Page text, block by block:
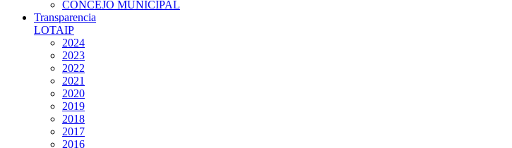
CONCEJO MUNICIPAL
Transparencia
LOTAIP
2024
2023
2022
2021
2020
2019
2018
2017
2016